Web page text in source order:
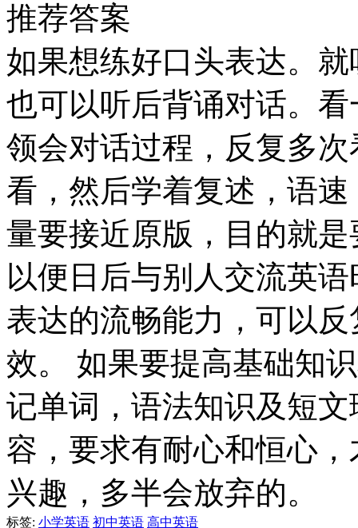
推荐答案
如果想练好口头表达。
也可以听后背诵对话。
领会对话过程，反复多
看，然后学着复述，语
量要接近原版，目的就
以便日后与别人交流英
表达的流畅能力，可以
效。 如果要提高基础知
记单词，语法知识及短
容，要求有耐心和恒心
兴趣，多半会放弃的。
标签: 小学英语 初中英语 高中英语